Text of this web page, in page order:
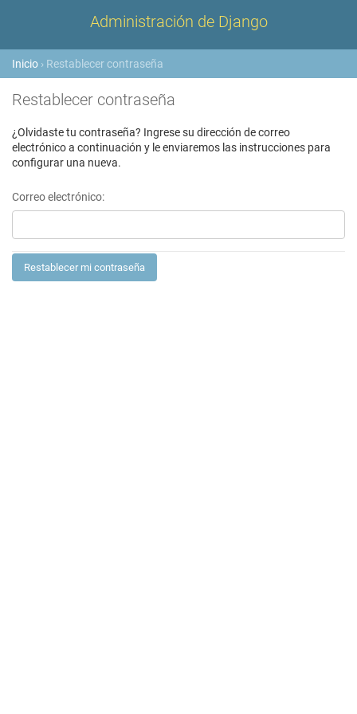
Administración de Django
Inicio › Restablecer contraseña
Restablecer contraseña
¿Olvidaste tu contraseña? Ingrese su dirección de correo
electrónico a continuación y le enviaremos las instrucciones para
configurar una nueva.
Correo electrónico: